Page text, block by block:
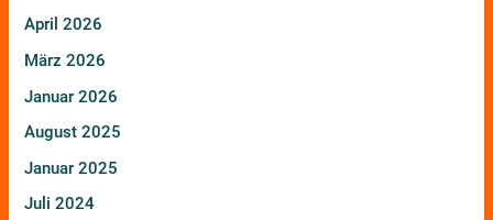
April 2026
März 2026
Januar 2026
August 2025
Januar 2025
Juli 2024